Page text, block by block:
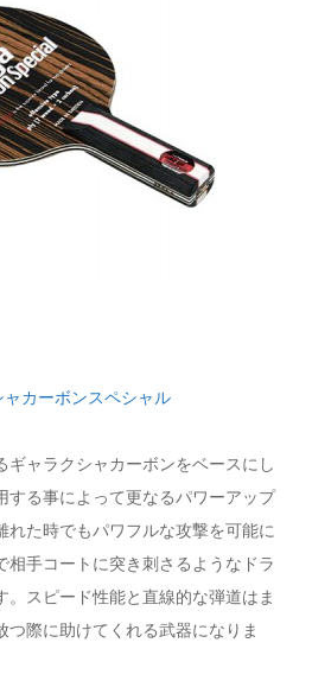
ャカーボンスペシャル
ギャラクシャカーボンをベースにし
する事によって更なるパワーアップ
れた時でもパワフルな攻撃を可能に
相手コートに突き刺さるようなドラ
。スピード性能と直線的な弾道はま
つ際に助けてくれる武器になりま